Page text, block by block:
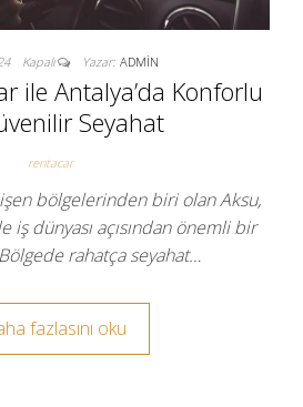
Kapalı Yazar: ADMIN
ile Antalya’da Konforlu
Seyahat
rentacar
bölgelerinden biri olan Aksu,
dünyası açısından önemli bir
rahatça seyahat…
fazlasını oku